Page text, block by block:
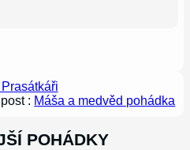
: Máša a medvěd pohádka
POHÁDKY